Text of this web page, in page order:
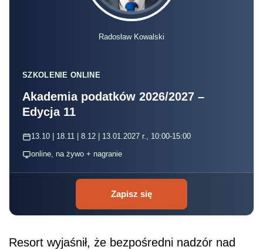
Radosław Kowalski
SZKOLENIE ONLINE
Akademia podatków 2026/2027 –
Edycja 11
13.10 | 18.11 | 8.12 | 13.01.2027 r., 10:00-15:00
online, na żywo + nagranie
Zapisz się
Resort wyjaśnił, że bezpośredni nadzór nad